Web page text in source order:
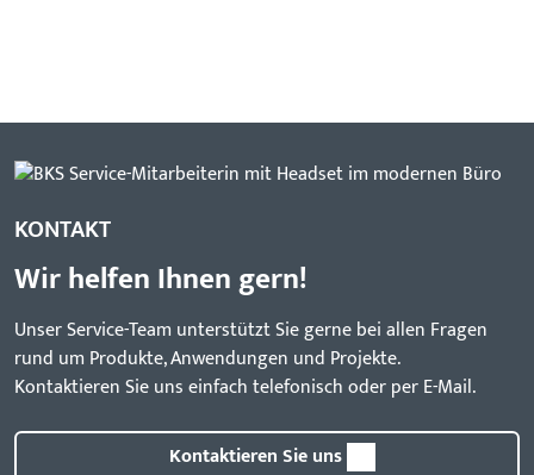
KONTAKT
Wir helfen Ihnen gern!
Unser Service-Team unterstützt Sie gerne bei allen Fragen
rund um Produkte, Anwendungen und Projekte.
Kontaktieren Sie uns einfach telefonisch oder per E-Mail.
Kontaktieren Sie uns